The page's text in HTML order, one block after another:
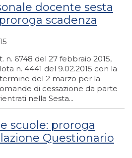
docente sesta
scadenza
n. 6748 del 27 febbraio 2015,
n. 4441 del 9.02.2015 con la
del 2 marzo per la
di cessazione da parte
nella Sesta...
scuole: proroga
Questionario